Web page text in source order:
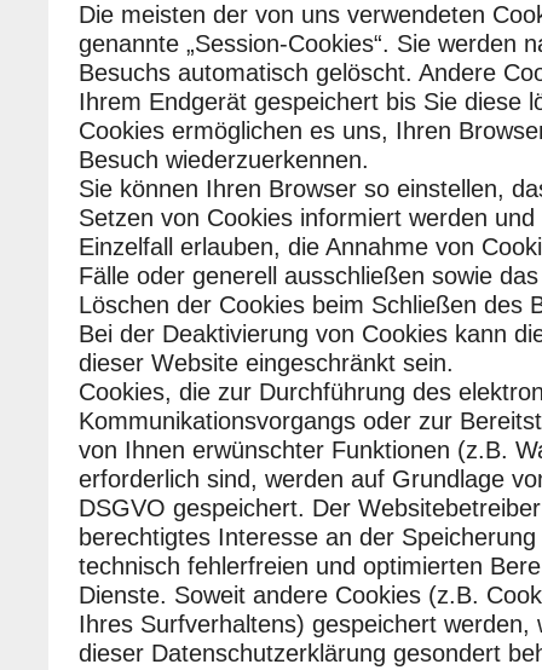
Die meisten der von uns verwendeten
genannte „Session-Cookies“. Sie werden
Besuchs automatisch gelöscht. Andere
Ihrem Endgerät gespeichert bis Sie diese
Cookies ermöglichen es uns, Ihren
Besuch wiederzuerkennen.
Sie können Ihren Browser so einstellen,
Setzen von Cookies informiert werden
Einzelfall erlauben, die Annahme von
Fälle oder generell ausschließen sowie
Löschen der Cookies beim Schließen des
Bei der Deaktivierung von Cookies kann
dieser Website eingeschränkt sein.
Cookies, die zur Durchführung des
Kommunikationsvorgangs oder zur
von Ihnen erwünschter Funktionen (z.B.
erforderlich sind, werden auf Grundlage
DSGVO gespeichert. Der
berechtigtes Interesse an der
technisch fehlerfreien und optimierten
Dienste. Soweit andere Cookies (z.B.
Ihres Surfverhaltens) gespeichert werden,
dieser Datenschutzerklärung gesondert